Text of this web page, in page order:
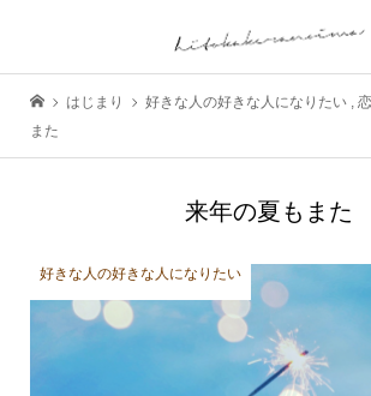
はじまり 好きな人の好きな人になりたい ,
また
来年の夏もまた
好きな人の好きな人になりたい